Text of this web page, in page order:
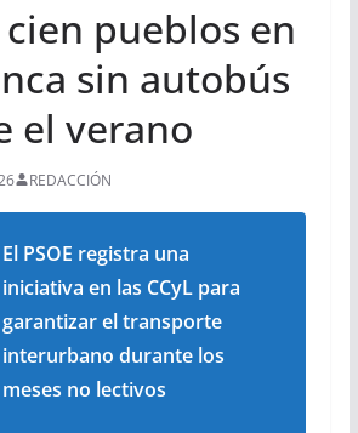
cien pueblos en
sin autobús
el verano
REDACCIÓN
El PSOE registra una
iniciativa en las CCyL para
garantizar el transporte
interurbano durante los
meses no lectivos